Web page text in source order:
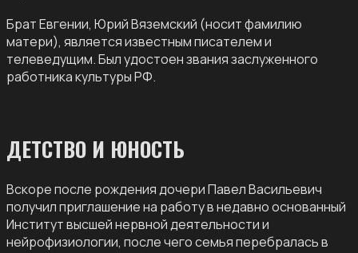
Брат Евгении, Юрий Вяземский (носит фамилию
матери), является известным писателем и
телеведущим. Был удостоен звания заслуженного
работника культуры РФ.
ДЕТСТВО И ЮНОСТЬ
Вскоре после рождения дочери Павел Васильевич
получил приглашение на работу в недавно основанный
Институт высшей нервной деятельности и
нейрофизиологии, после чего семья перебралась в